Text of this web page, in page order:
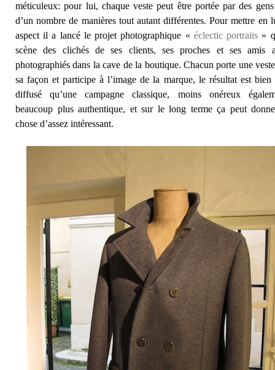
méticuleux: pour lui, chaque veste peut être portée par des
d’un nombre de manières tout autant différentes. Pour mettre en
aspect il a lancé le projet photographique « éclectic portraits »
scène des clichés de ses clients, ses proches et ses amis
photographiés dans la cave de la boutique. Chacun porte une
sa façon et participe à l’image de la marque, le résultat est bien
diffusé qu’une campagne classique, moins onéreux
beaucoup plus authentique, et sur le long terme ça peut
chose d’assez intéressant.